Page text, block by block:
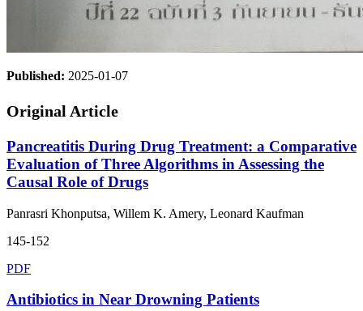
Published: 2025-01-07
Original Article
Pancreatitis During Drug Treatment: a Comparative
Evaluation of Three Algorithms in Assessing the
Causal Role of Drugs
Panrasri Khonputsa, Willem K. Amery, Leonard Kaufman
145-152
PDF
Antibiotics in Near Drowning Patients